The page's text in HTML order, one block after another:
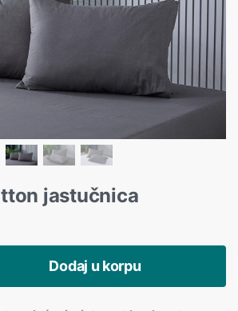
jastučnica
Dodaj u korpu